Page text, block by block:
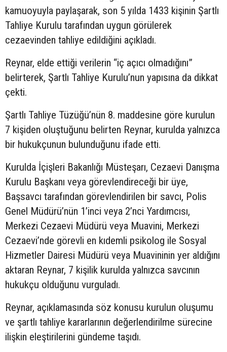
kamuoyuyla paylaşarak, son 5 yılda 1433 kişinin Şartlı
Tahliye Kurulu tarafından uygun görülerek
cezaevinden tahliye edildiğini açıkladı.
Reynar, elde ettiği verilerin “iç açıcı olmadığını”
belirterek, Şartlı Tahliye Kurulu’nun yapısına da dikkat
çekti.
Şartlı Tahliye Tüzüğü’nün 8. maddesine göre kurulun
7 kişiden oluştuğunu belirten Reynar, kurulda yalnızca
bir hukukçunun bulunduğunu ifade etti.
Kurulda İçişleri Bakanlığı Müsteşarı, Cezaevi Danışma
Kurulu Başkanı veya görevlendireceği bir üye,
Başsavcı tarafından görevlendirilen bir savcı, Polis
Genel Müdürü’nün 1’inci veya 2’nci Yardımcısı,
Merkezi Cezaevi Müdürü veya Muavini, Merkezi
Cezaevi’nde görevli en kıdemli psikolog ile Sosyal
Hizmetler Dairesi Müdürü veya Muavininin yer aldığını
aktaran Reynar, 7 kişilik kurulda yalnızca savcının
hukukçu olduğunu vurguladı.
Reynar, açıklamasında söz konusu kurulun oluşumu
ve şartlı tahliye kararlarının değerlendirilme sürecine
ilişkin eleştirilerini gündeme taşıdı.